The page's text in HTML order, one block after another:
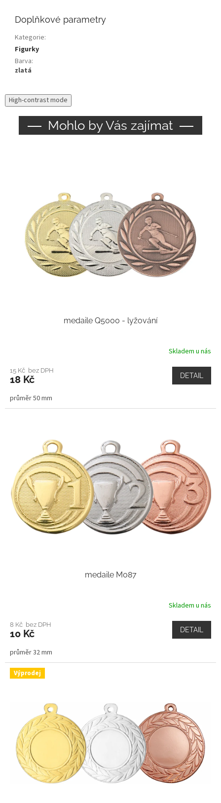
Doplňkové parametry
Kategorie:
Figurky
Barva:
zlatá
High-contrast mode
Mohlo by Vás zajímat
medaile Q5000 - lyžování
Skladem u nás
15 Kč bez DPH
18 Kč DETAIL
průměr 50 mm
medaile M087
Skladem u nás
8 Kč bez DPH
10 Kč DETAIL
průměr 32 mm
Výprodej